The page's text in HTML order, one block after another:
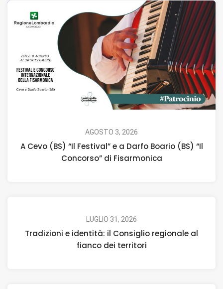
AGOSTO 3, 2026
A Cevo (BS) “Il Festival” e a Darfo Boario (BS) “Il
Concorso” di Fisarmonica
LUGLIO 31, 2026
Tradizioni e identità: il Consiglio regionale al
fianco dei territori